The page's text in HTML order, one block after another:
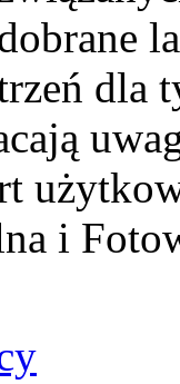
dla
i